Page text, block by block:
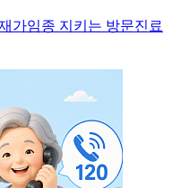
가임종 지키는 방문진료